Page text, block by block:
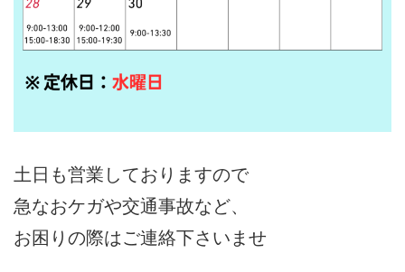
土日も営業しておりますので
急なおケガや交通事故など、
お困りの際はご連絡下さいませ